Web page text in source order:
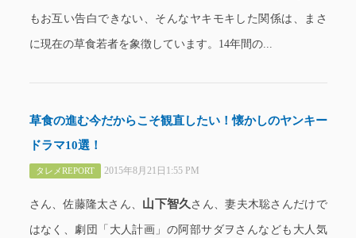
もお互い告白できない、そんなヤキモキした関係は、まさ
に現在の草食若者を象徴しています。14年間の...
草食の進む今だからこそ観直したい！懐かしのヤンキー
ドラマ10選！
タレメREPORT 2015年8月21日1:55 PM
さん、佐藤隆太さん、 山下智久 さん、妻夫木聡さんだけで
はなく、劇団「大人計画」の阿部サダヲさんなども大人気